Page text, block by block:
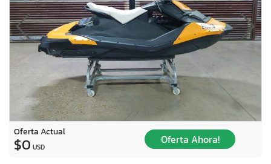
Oferta Actual
$0 USD
Oferta Ahora!